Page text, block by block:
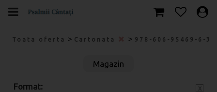
Toata oferta > Cartonata > 978-606-95469-6-3
Magazin
Format: